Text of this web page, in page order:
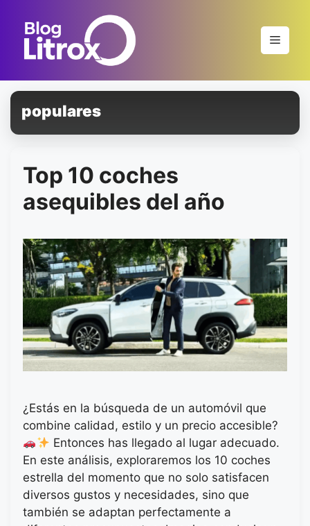
contenido
Menú
populares
Top 10 coches
asequibles del año
¿Estás en la búsqueda de un automóvil que
combine calidad, estilo y un precio accesible?
Entonces has llegado al lugar adecuado.
En este análisis, exploraremos los 10 coches
estrella del momento que no solo satisfacen
diversos gustos y necesidades, sino que
también se adaptan perfectamente a